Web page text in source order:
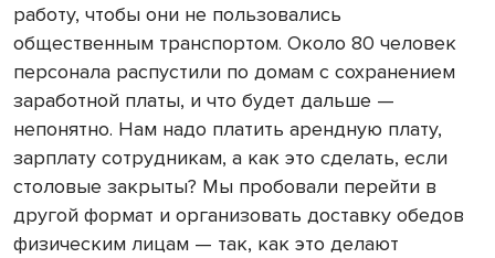
работу, чтобы они не пользовались
общественным транспортом. Около 80 человек
персонала распустили по домам с сохранением
заработной платы, и что будет дальше —
непонятно. Нам надо платить арендную плату,
зарплату сотрудникам, а как это сделать, если
столовые закрыты? Мы пробовали перейти в
другой формат и организовать доставку обедов
физическим лицам — так, как это делают